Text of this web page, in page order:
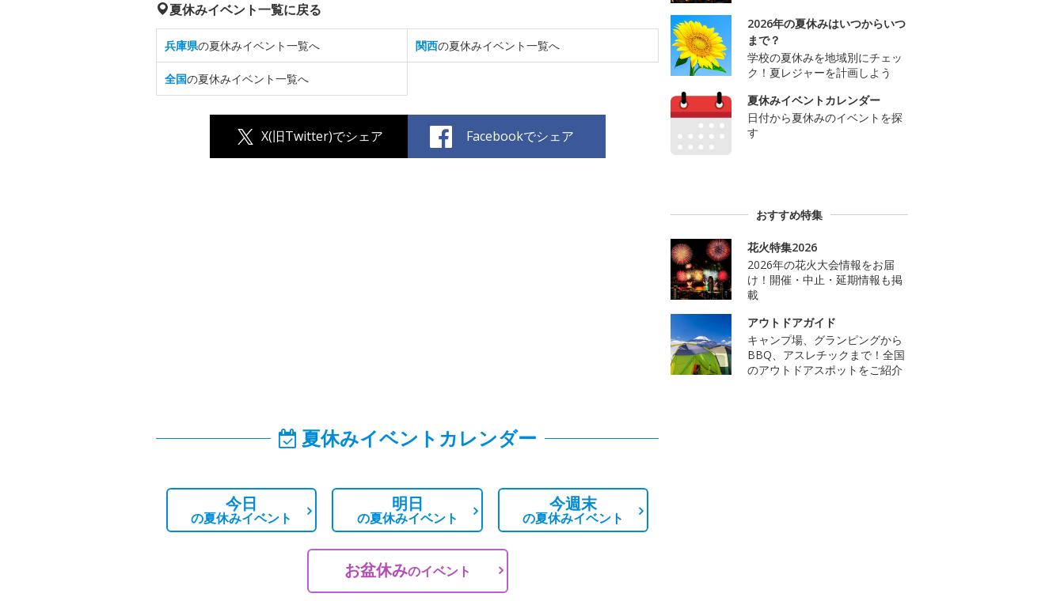
夏休みイベント一覧に戻る
兵庫県の夏休みイベント一覧へ 関西の夏休みイベント一覧へ
全国の夏休みイベント一覧へ
X(旧Twitter)でシェア Facebookでシェア
夏休みイベントカレンダー
今日
の夏休みイベント
明日
の夏休みイベント
今週末
の夏休みイベント
お盆休みのイベント
2026年の夏休みはいつからいつ
まで？
学校の夏休みを地域別にチェッ
ク！夏レジャーを計画しよう
夏休みイベントカレンダー
日付から夏休みのイベントを探
す
おすすめ特集
花火特集2026
2026年の花火大会情報をお届
け！開催・中止・延期情報も掲
載
アウトドアガイド
キャンプ場、グランピングから
BBQ、アスレチックまで！全国
のアウトドアスポットをご紹介